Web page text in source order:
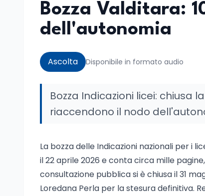
Bozza Valditara:
dell'autonomia
Ascolta Disponibile in formato audio
Bozza Indicazioni licei: chiusa
riaccendono il nodo
La bozza delle Indicazioni nazionali per i
il 22 aprile 2026 e conta circa mille
consultazione pubblica si è chiusa il 31
Loredana Perla per la stesura definitiva.